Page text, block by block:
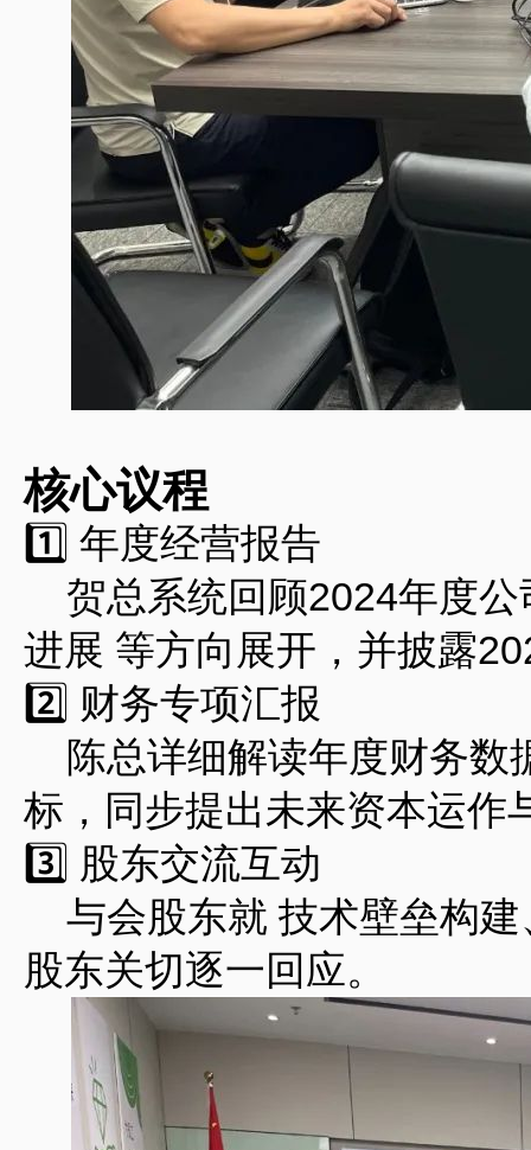
核心议程‌
1️⃣ ‌年度经营报告‌
贺总系统回顾2024年度公
进展‌ 等方向展开，并披露
2️⃣ ‌财务专项汇报‌
陈总详细解读年度财务数
标，同步提出未来资本运作
3️⃣ ‌股东交流互动‌
与会股东就 ‌技术壁垒构建
股东关切逐一回应。